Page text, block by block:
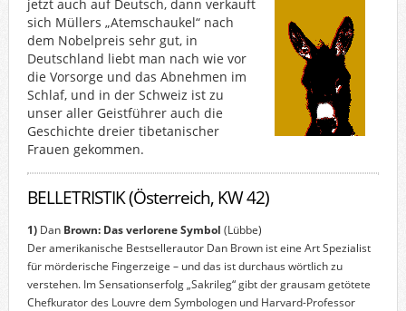
jetzt auch auf Deutsch, dann verkauft
sich Müllers „Atemschaukel“ nach
dem Nobelpreis sehr gut, in
Deutschland liebt man nach wie vor
die Vorsorge und das Abnehmen im
Schlaf, und in der Schweiz ist zu
unser aller Geistführer auch die
Geschichte dreier tibetanischer
Frauen gekommen.
BELLETRISTIK (Österreich, KW 42)
1)Dan Brown: Das verlorene Symbol (Lübbe)
Der amerikanische Bestsellerautor Dan Brown ist eine Art Spezialist
für mörderische Fingerzeige – und das ist durchaus wörtlich zu
verstehen. Im Sensationserfolg „Sakrileg“ gibt der grausam getötete
Chefkurator des Louvre dem Symbologen und Harvard-Professor